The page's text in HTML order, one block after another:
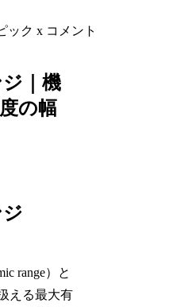
ック x コメント
｜機
の幅
range）と
える最大有